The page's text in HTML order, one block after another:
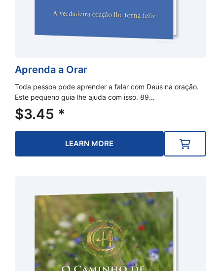
Aprenda a Orar
Toda pessoa pode aprender a falar com Deus na oração.
Este pequeno guia lhe ajuda com isso. 89…
$3.45 *
LEARN MORE